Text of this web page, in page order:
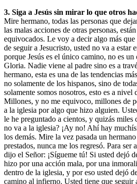
3. Siga a Jesús sin mirar lo que otros
Mire hermano, todas las personas que
las malas acciones de otras personas,
equivocados. Le voy a decir algo más
de seguir a Jesucristo, usted no va a estar
porque Jesús es el único camino, no es
Gloria. Nadie viene al padre sino es a
hermano, esta es una de las tendencias
no solamente de los hispanos, sino de
solamente somos nosotros, esto es a nivel
Millones, y no me equivoco, millones de
a la iglesia por algo que hizo alguien.
le he preguntado a cientos, y quizás miles
no va a la iglesia? ¡Ay no! Ahí hay
los demás. Mire la vez pasada un
prestados, nunca me los regresó. Para
dijo el Señor: ¡Sígueme tú! Si usted dejó
hizo por una acción mala, por una
dentro de la iglesia, y por eso usted dejó
camino al infierno. Usted tiene que seguir